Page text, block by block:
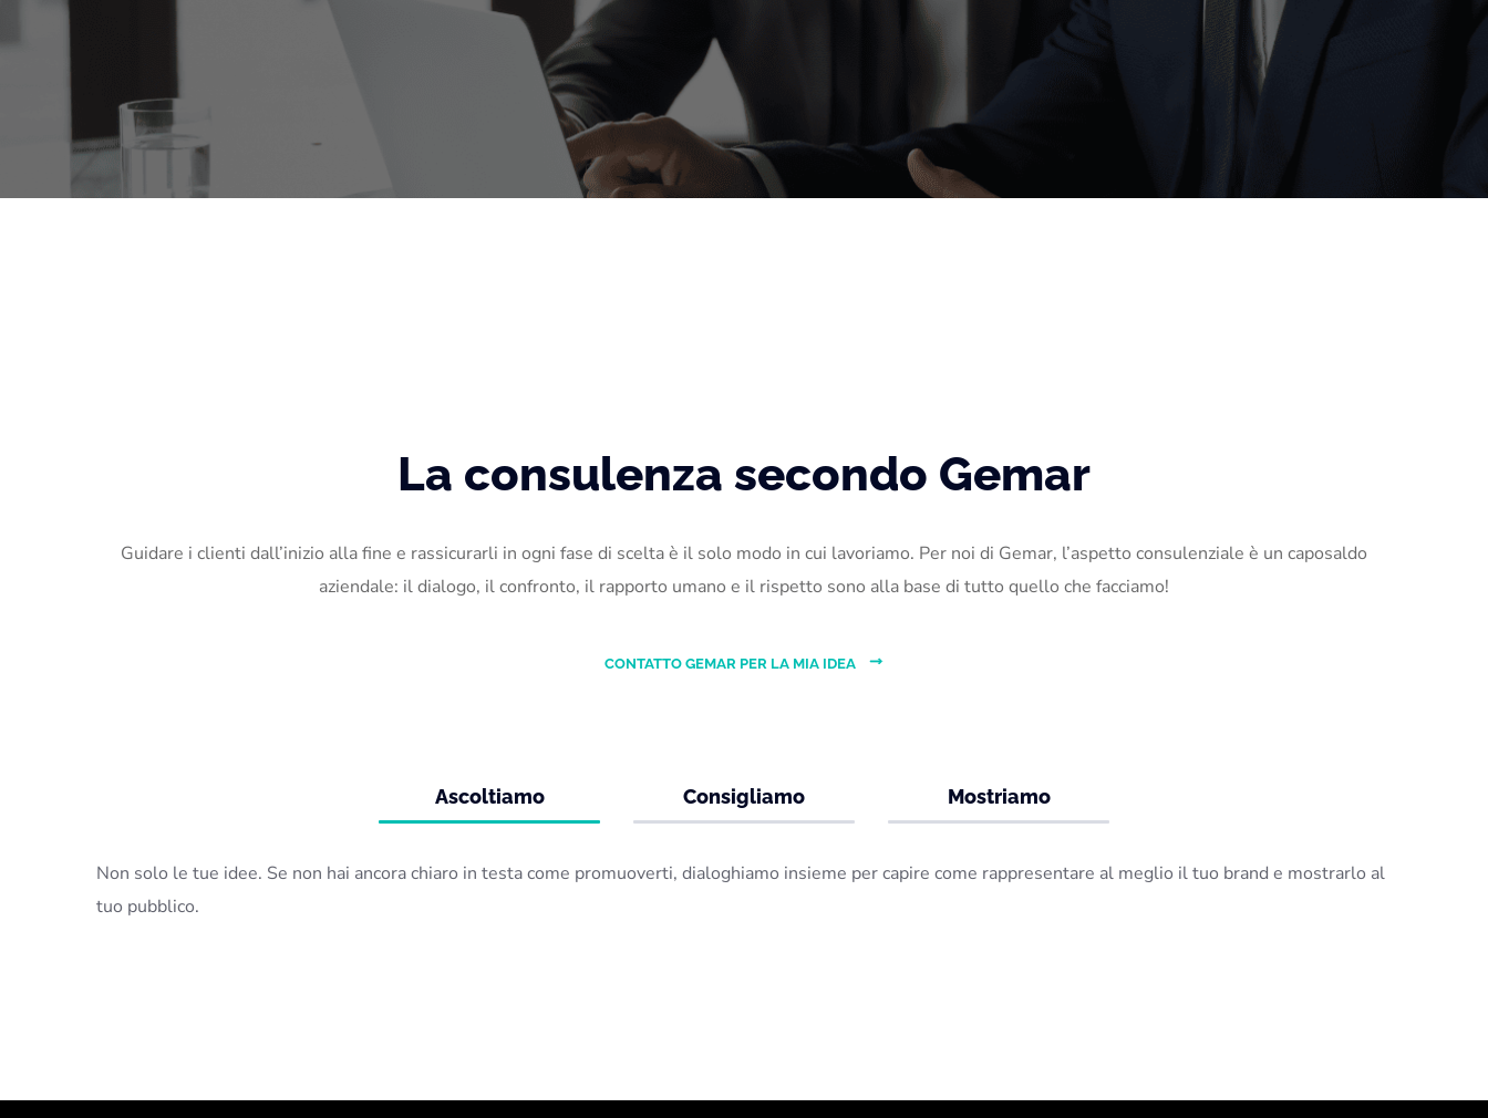
La consulenza secondo Gemar
Guidare i clienti dall’inizio alla fine e rassicurarli in ogni fase di scelta è il solo modo in cui lavoriamo. Per noi di Gemar, l’aspetto consulenziale è un caposaldo
aziendale: il dialogo, il confronto, il rapporto umano e il rispetto sono alla base di tutto quello che facciamo!
CONTATTO GEMAR PER LA MIA IDEA
Ascoltiamo Consigliamo Mostriamo
Non solo le tue idee. Se non hai ancora chiaro in testa come promuoverti, dialoghiamo insieme per capire come rappresentare al meglio il tuo brand e mostrarlo al
tuo pubblico.